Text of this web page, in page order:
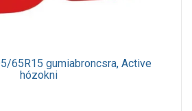
65R15 gumiabroncsra, Active
hózokni